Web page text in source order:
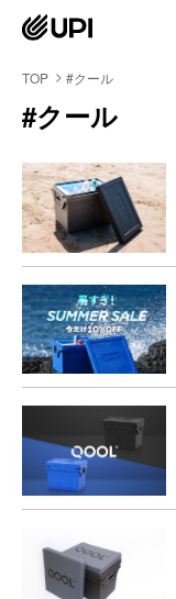
TOP #クール
#クール